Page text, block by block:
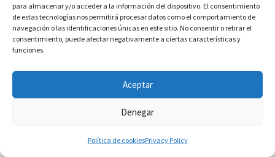
para almacenar y/o acceder a la información del dispositivo. El consentimiento
de estas tecnologías nos permitirá procesar datos como el comportamiento de
navegación o las identificaciones únicas en este sitio. No consentir o retirar el
consentimiento, puede afectar negativamente a ciertas características y
funciones.
Aceptar
Denegar
Política de cookiesPrivacy Policy
© MARINERO DE MIERDA 2023
Política de privacidad